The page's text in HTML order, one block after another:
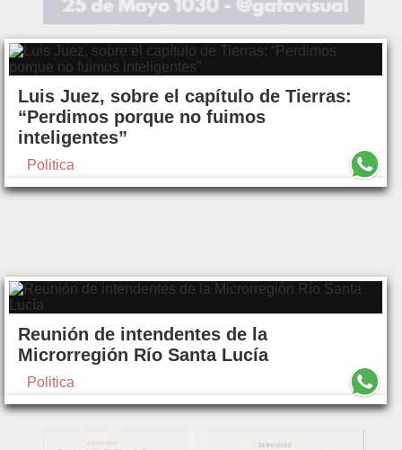
Luis Juez, sobre el capítulo de Tierras:
“Perdimos porque no fuimos
inteligentes”
Politica
Reunión de intendentes de la
Microrregión Río Santa Lucía
Politica